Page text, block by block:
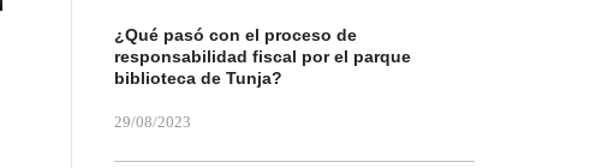
¿Qué pasó con el proceso de
responsabilidad fiscal por el parque
biblioteca de Tunja?
29/08/2023